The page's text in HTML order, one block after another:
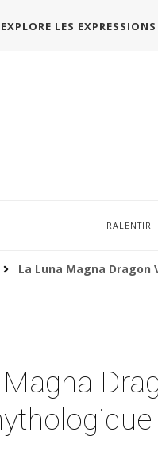
LES EXPRESSIONS
RALENTIR
La Luna Magna